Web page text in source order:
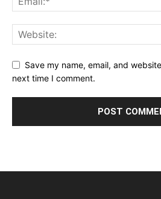
Save my name, email, and
next time I comment.